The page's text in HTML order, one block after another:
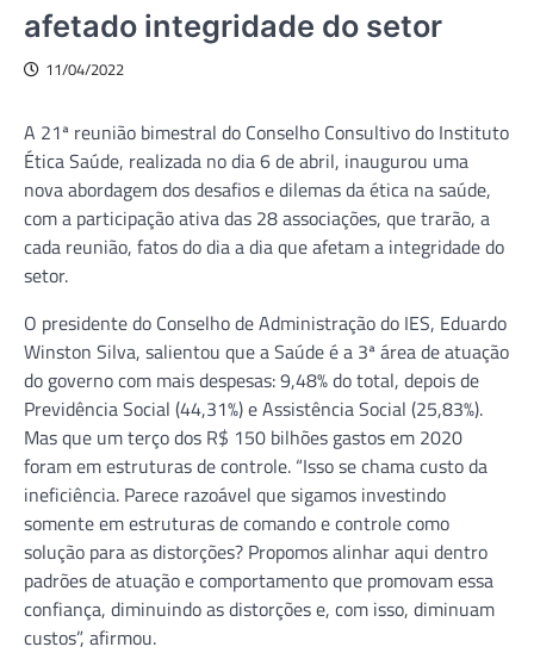
afetado integridade do setor
11/04/2022
A 21ª reunião bimestral do Conselho Consultivo do Instituto
Ética Saúde, realizada no dia 6 de abril, inaugurou uma
nova abordagem dos desafios e dilemas da ética na saúde,
com a participação ativa das 28 associações, que trarão, a
cada reunião, fatos do dia a dia que afetam a integridade do
setor.
O presidente do Conselho de Administração do IES, Eduardo
Winston Silva, salientou que a Saúde é a 3ª área de atuação
do governo com mais despesas: 9,48% do total, depois de
Previdência Social (44,31%) e Assistência Social (25,83%).
Mas que um terço dos R$ 150 bilhões gastos em 2020
foram em estruturas de controle. “Isso se chama custo da
ineficiência. Parece razoável que sigamos investindo
somente em estruturas de comando e controle como
solução para as distorções? Propomos alinhar aqui dentro
padrões de atuação e comportamento que promovam essa
confiança, diminuindo as distorções e, com isso, diminuam
custos”, afirmou.